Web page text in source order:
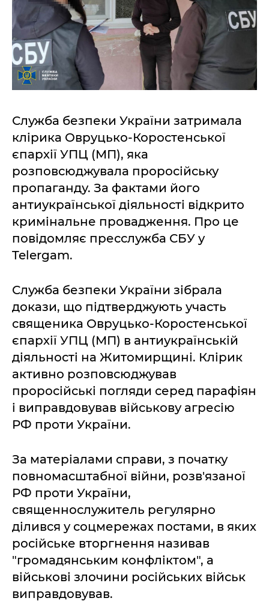
Служба безпеки України затримала
клірика Овруцько-Коростенської
єпархії УПЦ (МП), яка
розповсюджувала проросійську
пропаганду. За фактами його
антиукраїнської діяльності відкрито
кримінальне провадження. Про це
повідомляє пресслужба СБУ у
Telergam.
Служба безпеки України зібрала
докази, що підтверджують участь
священика Овруцько-Коростенської
єпархії УПЦ (МП) в антиукраїнській
діяльності на Житомирщині. Клірик
активно розповсюджував
проросійські погляди серед парафіян
і виправдовував військову агресію
РФ проти України.
За матеріалами справи, з початку
повномасштабної війни, розв'язаної
РФ проти України,
священнослужитель регулярно
ділився у соцмережах постами, в яких
російське вторгнення називав
"громадянським конфліктом", а
військові злочини російських військ
виправдовував.